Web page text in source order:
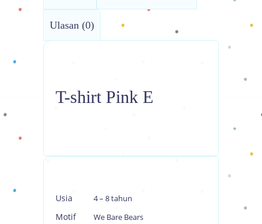
Ulasan (0)
T-shirt Pink E
Usia 4 – 8 tahun
Motif We Bare Bears